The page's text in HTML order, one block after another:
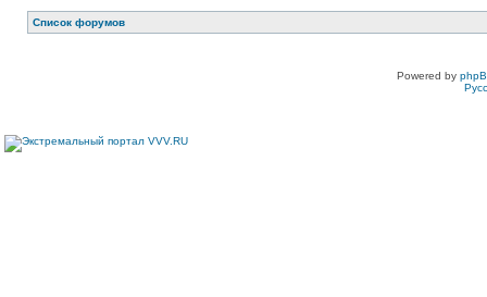
Список форумов
Powered by